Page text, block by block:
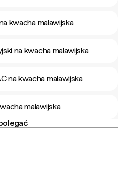
kwacha malawijska
na kwacha malawijska
na kwacha malawijska
malawijska